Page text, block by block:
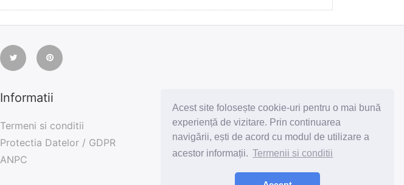
Acest site folosește cookie-uri pentru o mai bună
experiență de vizitare. Prin continuarea
navigării, ești de acord cu modul de utilizare a
acestor informații. Termenii si conditii
Informatii
Termeni si conditii
Protectia Datelor / GDPR
ANPC
Subscribe Unsubscribe